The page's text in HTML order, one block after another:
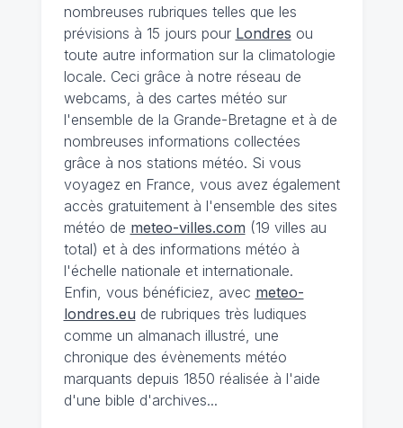
nombreuses rubriques telles que les
prévisions à 15 jours pour Londres ou
toute autre information sur la climatologie
locale. Ceci grâce à notre réseau de
webcams, à des cartes météo sur
l'ensemble de la Grande-Bretagne et à de
nombreuses informations collectées
grâce à nos stations météo. Si vous
voyagez en France, vous avez également
accès gratuitement à l'ensemble des sites
météo de meteo-villes.com (19 villes au
total) et à des informations météo à
l'échelle nationale et internationale.
Enfin, vous bénéficiez, avec meteo-
londres.eu de rubriques très ludiques
comme un almanach illustré, une
chronique des évènements météo
marquants depuis 1850 réalisée à l'aide
d'une bible d'archives...